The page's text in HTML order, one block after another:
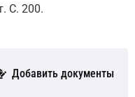
С. 200.
Добавить документы